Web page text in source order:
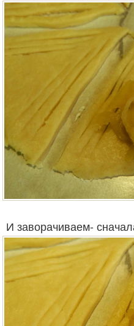
И заворачиваем-